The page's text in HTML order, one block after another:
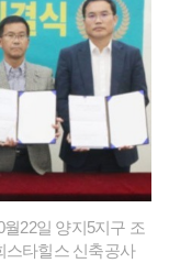
22일 양지5지구 조
스타힐스 신축공사